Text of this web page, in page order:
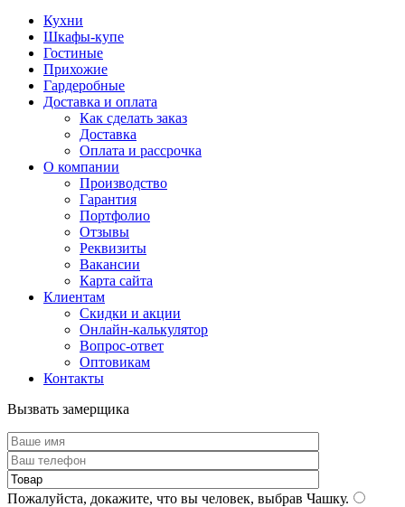
Кухни
Шкафы-купе
Гостиные
Прихожие
Гардеробные
Доставка и оплата
Как сделать заказ
Доставка
Оплата и рассрочка
О компании
Производство
Гарантия
Портфолио
Отзывы
Реквизиты
Вакансии
Карта сайта
Клиентам
Скидки и акции
Онлайн-калькулятор
Вопрос-ответ
Оптовикам
Контакты
Вызвать замерщика
Пожалуйста, докажите, что вы человек, выбрав Чашку.